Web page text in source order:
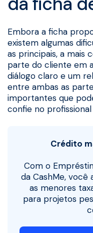
Embora a ficha
existem algumas
as principais, a mais
parte do cliente em
diálogo claro e um
entre ambas as
importantes que
confie no
Crédito
Com o
da CashMe, você
as menores
para projetos